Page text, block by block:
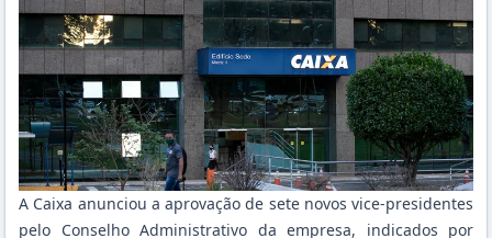
A Caixa anunciou a aprovação de sete novos vice-presidentes
pelo Conselho Administrativo da empresa, indicados por